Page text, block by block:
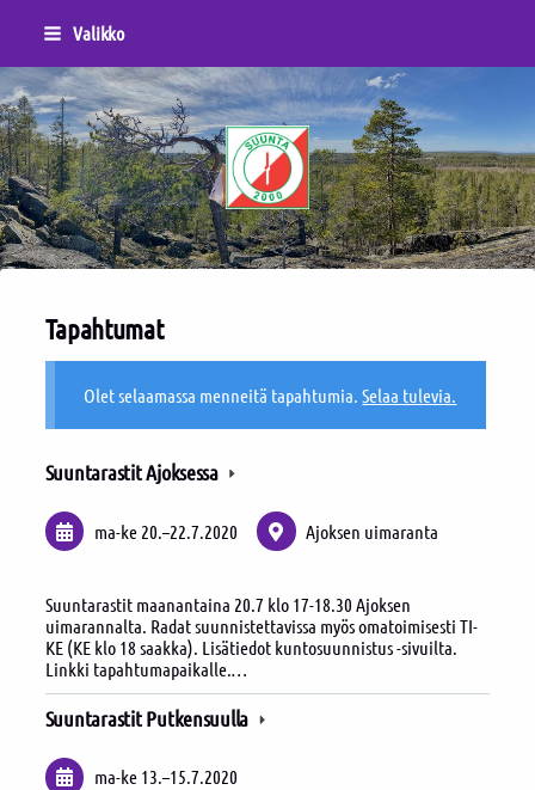
Siirry
sivun
sisältöön
Valikko
Sivuston etusivulle
Tapahtumat
Olet selaamassa menneitä tapahtumia.Selaa tulevia.
Suuntarastit Ajoksessa
ma-ke 20. –22.7.2020 Ajoksen uimaranta
Suuntarastit maanantaina 20.7 klo 17-18.30 Ajoksen
uimarannalta. Radat suunnistettavissa myös omatoimisesti TI-
KE (KE klo 18 saakka). Lisätiedot kuntosuunnistus -sivuilta.
Linkki tapahtumapaikalle.…
Suuntarastit Putkensuulla
ma-ke 13.–15.7.2020